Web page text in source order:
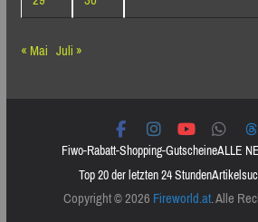
« Mai Juli »
Fiwo-Rabatt-Shopping-GutscheineALLE
Top 20 der letzten 24 Stunden
Copyright © 2026Fireworld.at. Alle